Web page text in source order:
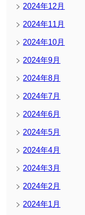
2024年12月
2024年11月
2024年10月
2024年9月
2024年8月
2024年7月
2024年6月
2024年5月
2024年4月
2024年3月
2024年2月
2024年1月